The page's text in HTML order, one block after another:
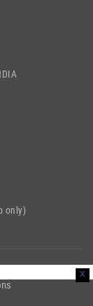
only)
x